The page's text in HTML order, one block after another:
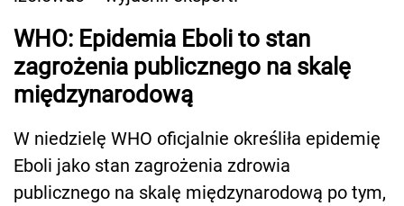
WHO: Epidemia Eboli to stan
zagrożenia publicznego na skalę
międzynarodową
W niedzielę WHO oficjalnie określiła epidemię
Eboli jako stan zagrożenia zdrowia
publicznego na skalę międzynarodową po tym,